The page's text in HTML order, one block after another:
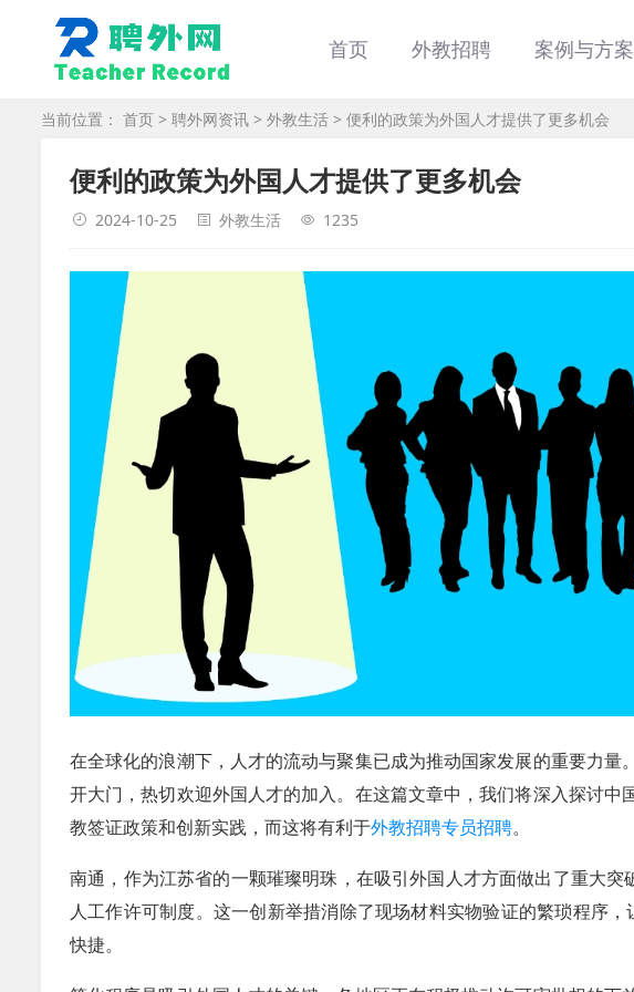
首页 外教招聘 案例与方案
当前位置： 首页 > 聘外网资讯 > 外教生活 > 便利的政策为外国人才提供了更多机会
便利的政策为外国人才提供了更多机会
2024-10-25 外教生活 1235
在全球化的浪潮下，人才的流动与聚集已成为推动国家发展的重要力
开大门，热切欢迎外国人才的加入。在这篇文章中，我们将深入探讨
教签证政策和创新实践，而这将有利于外教招聘专员招聘。
南通，作为江苏省的一颗璀璨明珠，在吸引外国人才方面做出了重大突
人工作许可制度。这一创新举措消除了现场材料实物验证的繁琐程序
快捷。